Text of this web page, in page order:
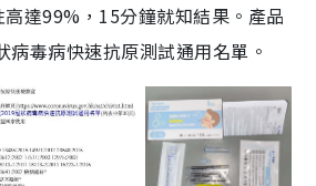
達99%，15分鐘就知結果。產品
病毒病快速抗原測試通用名單。